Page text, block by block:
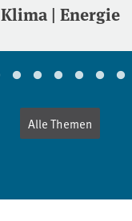
Klima | Energie
Alle Themen